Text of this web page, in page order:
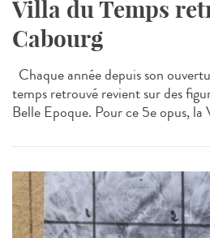
Villa du Temps
Cabourg
Chaque année depuis son
temps retrouvé revient sur des
Belle Epoque. Pour ce 5e opus, la